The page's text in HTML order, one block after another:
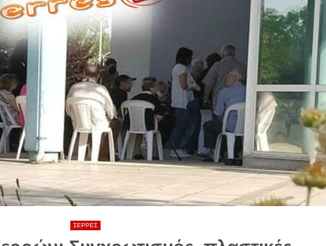
ΣΕΡΡΕΣ